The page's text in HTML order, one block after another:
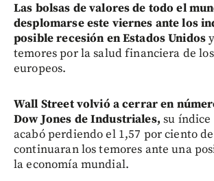
Las bolsas de valores de todo el
desplomarse este viernes ante los
posible recesión en Estados Unidos
temores por la salud financiera de
europeos.
Wall Street volvió a cerrar en
Dow Jones de Industriales, su
acabó perdiendo el 1,57 por ciento
continuaran los temores ante una
la economía mundial.